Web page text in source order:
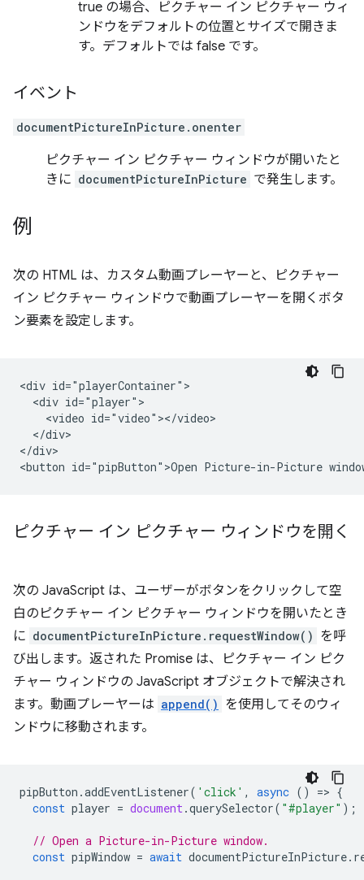
true の場合、ピクチャー イン ピクチャー ウィ
ンドウをデフォルトの位置とサイズで開きま
す。デフォルトでは false です。
イベント
documentPictureInPicture.onenter
ピクチャー イン ピクチャー ウィンドウが開いたと
きに documentPictureInPicture で発生します。
例
次の HTML は、カスタム動画プレーヤーと、ピクチャー
イン ピクチャー ウィンドウで動画プレーヤーを開くボタ
ン要素を設定します。
<div id="playerContainer">
  <div id="player">
    <video id="video"></video>
  </div>
</div>
ピクチャー イン ピクチャー ウィンドウを開く
次の JavaScript は、ユーザーがボタンをクリックして空
白のピクチャー イン ピクチャー ウィンドウを開いたとき
に documentPictureInPicture.requestWindow() を呼
び出します。返された Promise は、ピクチャー イン ピク
チャー ウィンドウの JavaScript オブジェクトで解決され
ます。動画プレーヤーは append() を使用してそのウィ
ンドウに移動されます。
pipButton .addEventListener( 'click' , async () => {
const player = document .querySelector( "#player" );
// Open a Picture-in-Picture window.
const pipWindow = await documentPictureInPicture.